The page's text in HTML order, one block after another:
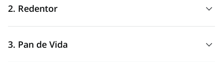
2. Redentor
“Yo sé que miRedentor
3. Pan de Vida